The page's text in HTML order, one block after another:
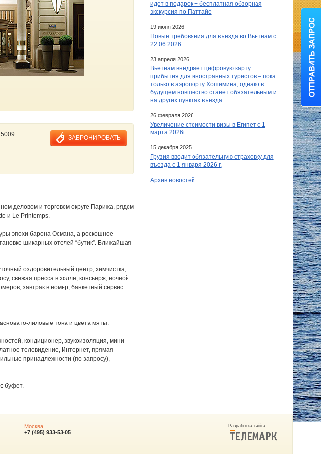
ЗАБРОНИРОВАТЬ
деловом и торговом округе Парижа, рядом
и Le Printemps.
эпохи барона Османа, а роскошное
шикарных отелей “бутик”. Ближайшая
оздоровительный центр, химчистка,
свежая пресса в холле, консьерж, ночной
завтрак в номер, банкетный сервис.
лиловые тона и цвета мяты.
кондиционер, звукоизоляция, мини-
телевидение, Интернет, прямая
принадлежности (по запросу),
буфет.
идет в подарок + бесплатная обзорная
экскурсия по Паттайе
19 июня 2026
Новые требования для въезда во Вьетнам с
22.06.2026
23 апреля 2026
Вьетнам внедряет цифровую карту
прибытия для иностранных туристов – пока
только в аэропорту Хошимина, однако в
будущем новшество станет обязательным и
на других пунктах въезда.
26 февраля 2026
Увеличение стоимости визы в Египет c 1
марта 2026г.
15 декабря 2025
Грузия вводит обязательную страховку для
въезда с 1 января 2026 г.
Архив новостей
Разработка сайта —
Москва
+7 (495) 933-53-05